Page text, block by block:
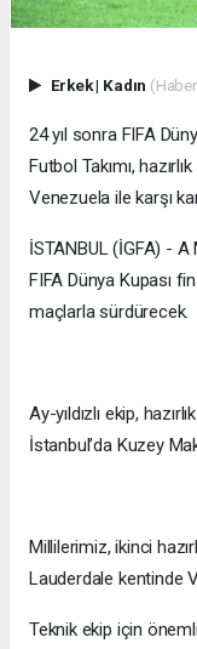
Erkek| Kadın
24 yıl sonra FIFA
Futbol Takımı,
Venezuela ile karşı
İSTANBUL (İGFA) - A
FIFA Dünya Kupası
maçlarla sürdürecek.
Ay-yıldızlı ekip,
İstanbul’da Kuzey
Millilerimiz, ikinci
Lauderdale kentinde
Teknik ekip için